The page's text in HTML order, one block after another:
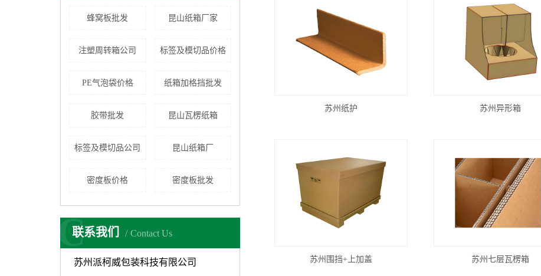
蜂窝板批发 昆山纸箱厂家
注塑周转箱公司 标签及模切品价格
PE气泡袋价格 纸箱加格挡批发
胶带批发 昆山瓦楞纸箱
标签及模切品公司 昆山纸箱厂
密度板价格 密度板批发
联系我们 Contact Us
C
苏州派柯威包装科技有限公司
苏州纸护 苏州异形箱
苏州围挡+上加盖 苏州七层瓦楞箱